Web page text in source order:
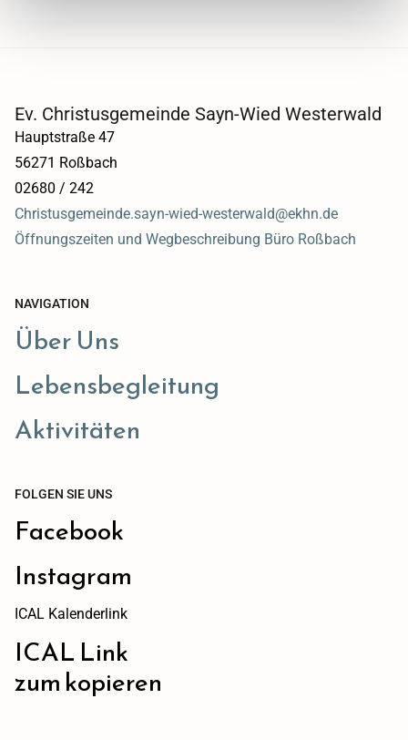
Ev. Christusgemeinde Sayn-Wied Westerwald
Hauptstraße 47
56271 Roßbach
02680 / 242
Christusgemeinde.sayn-wied-westerwald@ekhn.de
Öffnungszeiten und Wegbeschreibung Büro Roßbach
NAVIGATION
Über Uns
Lebensbegleitung
Aktivitäten
FOLGEN SIE UNS
Facebook
Instagram
ICAL Kalenderlink
ICAL Link
zum kopieren